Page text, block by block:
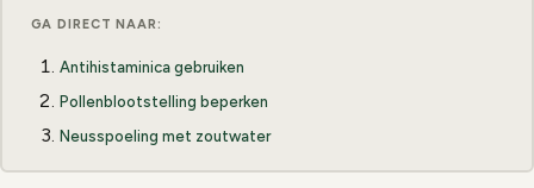
GA DIRECT NAAR:
Antihistaminica gebruiken
Pollenblootstelling beperken
Neusspoeling met zoutwater